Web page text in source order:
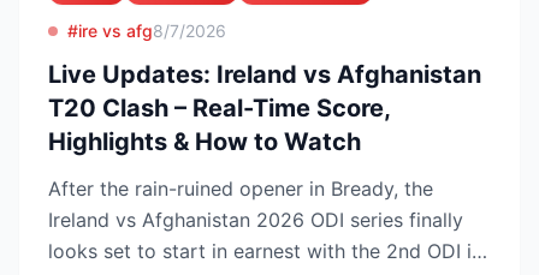
#ire vs afg8/7/2026
Live Updates: Ireland vs Afghanistan
T20 Clash – Real-Time Score,
Highlights & How to Watch
After the rain-ruined opener in Bready, the
Ireland vs Afghanistan 2026 ODI series finally
looks set to start in earnest with the 2nd ODI in